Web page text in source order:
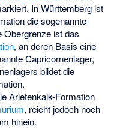
In Württemberg ist
die sogenannte
Obergrenze ist das
, an deren Basis eine
Capricornenlager,
bildet die
Arietenkalk-Formation
, reicht jedoch noch
hinein.